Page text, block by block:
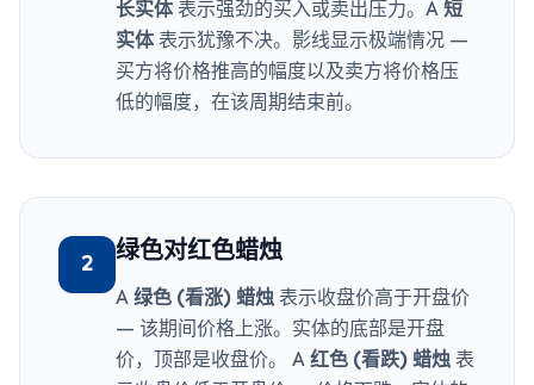
长实体 表示强劲的买入或卖出压力。A 短
实体 表示犹豫不决。影线显示极端情况 —
买方将价格推高的幅度以及卖方将价格压
低的幅度，在该周期结束前。
2 绿色对红色蜡烛
A 绿色 (看涨) 蜡烛 表示收盘价高于开盘价
— 该期间价格上涨。实体的底部是开盘
价，顶部是收盘价。 A 红色 (看跌) 蜡烛 表